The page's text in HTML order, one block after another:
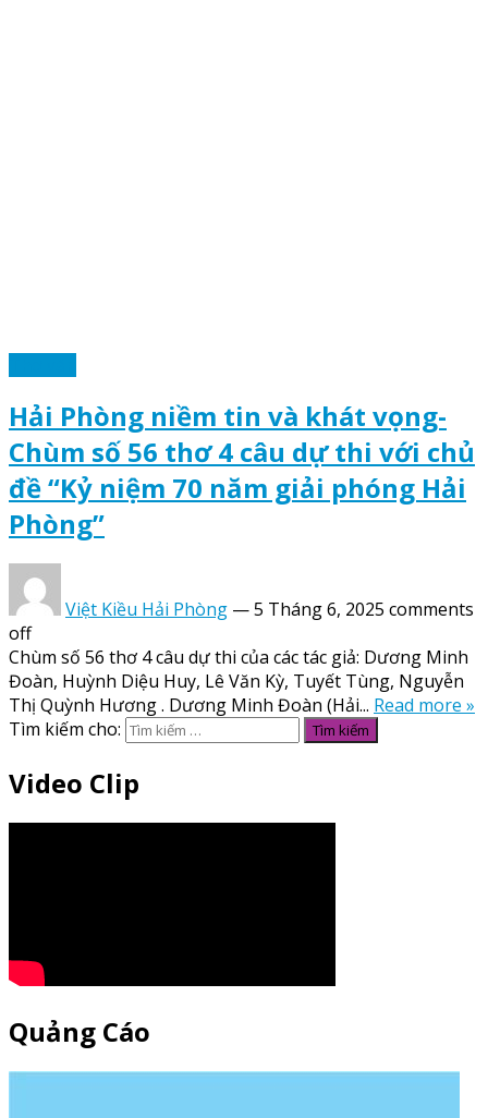
Hải Phòng niềm tin và khát vọng-
Chùm số 56 thơ 4 câu dự thi với chủ
đề “Kỷ niệm 70 năm giải phóng Hải
Phòng”
Việt Kiều Hải Phòng —5 Tháng 6, 2025 comments
off
Chùm số 56 thơ 4 câu dự thi của các tác giả: Dương Minh
Đoàn, Huỳnh Diệu Huy, Lê Văn Kỳ, Tuyết Tùng, Nguyễn
Thị Quỳnh Hương . Dương Minh Đoàn (Hải... Read more »
Tìm kiếm cho:
Video Clip
Quảng Cáo